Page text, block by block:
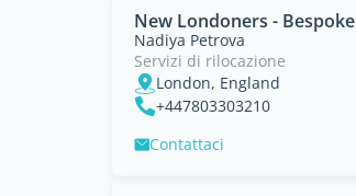
New Londoners -
Nadiya Petrova
Servizi di rilocazione
London, England
+447803303210
Contattaci